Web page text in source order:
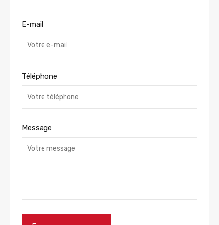
E-mail
Téléphone
Message